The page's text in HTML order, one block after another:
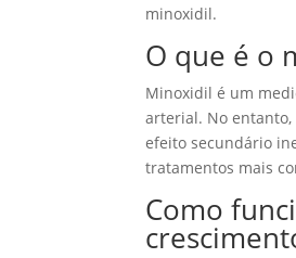
minoxidil.
O que é o
Minoxidil é um
arterial. No
efeito secundário
tratamentos mais
Como